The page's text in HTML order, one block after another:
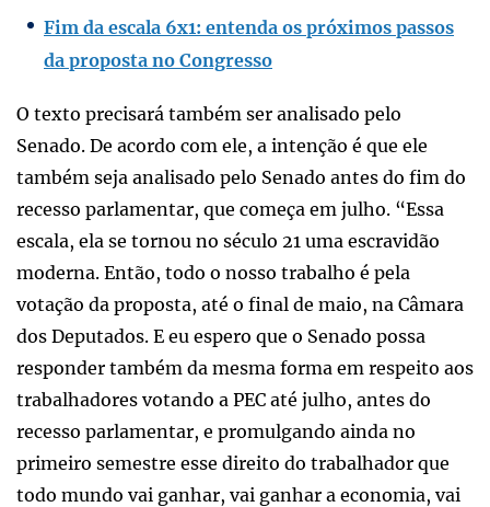
Fim da escala 6x1: entenda os próximos passos
da proposta no Congresso
O texto precisará também ser analisado pelo
Senado. De acordo com ele, a intenção é que ele
também seja analisado pelo Senado antes do fim do
recesso parlamentar, que começa em julho. “Essa
escala, ela se tornou no século 21 uma escravidão
moderna. Então, todo o nosso trabalho é pela
votação da proposta, até o final de maio, na Câmara
dos Deputados. E eu espero que o Senado possa
responder também da mesma forma em respeito aos
trabalhadores votando a PEC até julho, antes do
recesso parlamentar, e promulgando ainda no
primeiro semestre esse direito do trabalhador que
todo mundo vai ganhar, vai ganhar a economia, vai